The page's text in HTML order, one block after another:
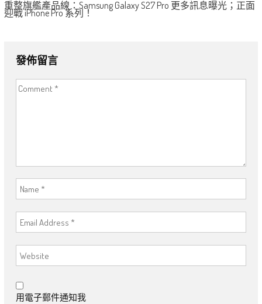
重整旗艦產品線：Samsung Galaxy S27 Pro 更多訊息曝光；正面
迎戰 iPhone Pro 系列！
發佈留言
用電子郵件通知我